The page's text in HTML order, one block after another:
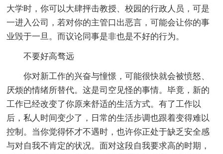
大学时，你可以大肆抨击教授、校园的行政人员，可是
一进入公司，若对你的主管口出恶言，可能会让你的事
业毁于一旦。而议论同事是非也是不好的行为。
不要好高骛远
你对新工作的兴奋与憧憬，可能很快就会被愤怒、
厌烦的情绪所替代。这是司空见怪的事情。毕竟，新的
工作已经改变了你原来舒适的生活方式。有了工作以
后，私人时间变少了，日常的生活步调也跟着变得难以
控制。当你觉得怀才不遇时，也许你正处于缺乏安全感
与对自我不肯定的状况。面对这段自我要求高的时期，